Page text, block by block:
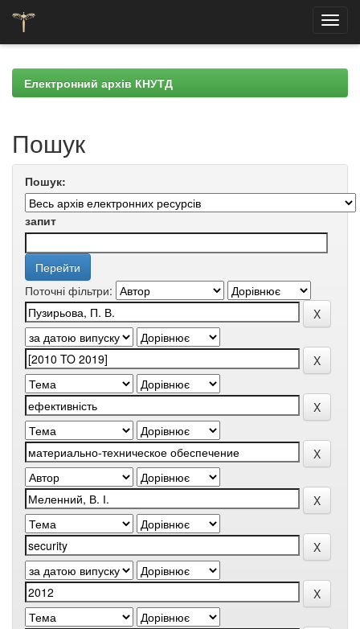
navigationЕлектронний архів КНУТД
Пошук
Пошук:
запит
Поточні фільтри: